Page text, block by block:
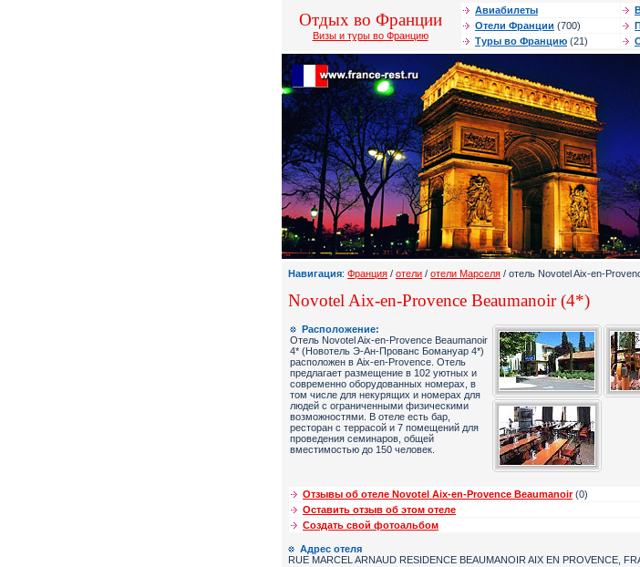
Отдых во Франции
Визы и туры во Францию
Авиабилеты
Отели Франции (700)
Туры во Францию (21)
Навигация: Франция / отели / отели Марселя / отель Novotel Aix-en-
Novotel Aix-en-Provence Beaumanoir (4*)
Расположение:
Отель Novotel Aix-en-Provence Beaumanoir
4* (Новотель Э-Ан-Прованс Бомaнуар 4*)
расположен в Aix-en-Provence. Отель
предлагает размещение в 102 уютных и
современно оборудованных номерах, в
том числе для некурящих и номерах для
людей с ограниченными физическими
возможностями. В отеле есть бар,
ресторан с террасой и 7 помещений для
проведения семинаров, общей
вместимостью до 150 человек.
Отзывы об отеле Novotel Aix-en-Provence Beaumanoir(0)
Оставить отзыв об этом отеле
Создать свой фотоальбом
Адрес отеля
RUE MARCEL ARNAUD RESIDENCE BEAUMANOIR AIX EN PROVENCE,